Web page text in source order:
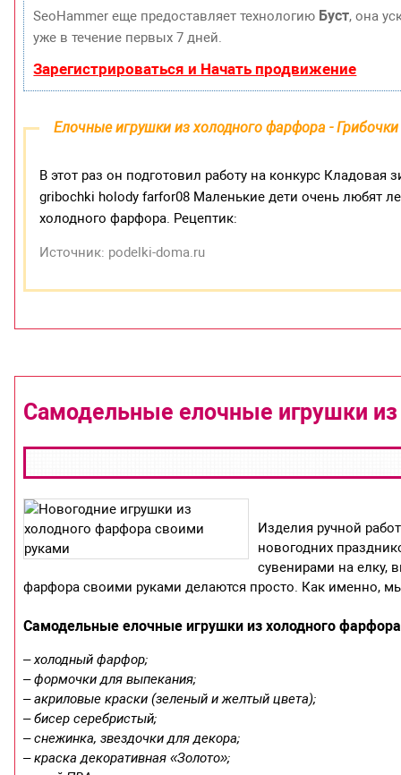
SeoHammer еще предоставляет технологию Буст, она
уже в течение первых 7 дней.
Зарегистрироваться и Начать продвижение
Елочные игрушки из холодного фарфора - Грибочки
В этот раз он подготовил работу на конкурс
gribochki holody farfor08 Маленькие дети очень любят
холодного фарфора. Рецептик:
Источник: podelki-doma.ru
Самодельные елочные игрушки
Изделия ручной
новогодних
сувенирами на елку,
фарфора своими руками делаются просто. Как именно,
Самодельные елочные игрушки из холодного
– холодный фарфор;
– формочки для выпекания;
– акриловые краски (зеленый и желтый цвета);
– бисер серебристый;
– снежинка, звездочки для декора;
– краска декоративная «Золото»;